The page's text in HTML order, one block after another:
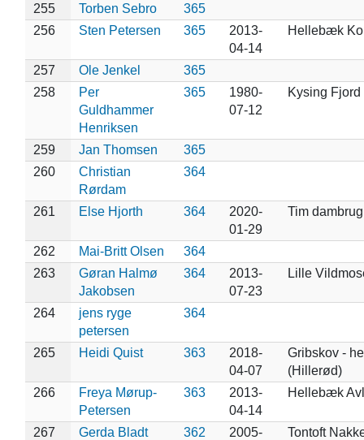
255 Torben Sebro
365
256
Sten Petersen 365
2013-
04-14
Hellebæk
257 Ole Jenkel
365
258
Per
Guldhammer
Henriksen
365
1980-
07-12
Kysing Fjord
259 Jan Thomsen
365
260
Christian
Rørdam
364
261 Else Hjorth 364
2020-
01-29
Tim dambrug
262 Mai-Britt Olsen
364
263
Gøran Halmø
Jakobsen
364
2013-
07-23
Lille
264
jens ryge
petersen
364
265 Heidi Quist 363
2018-
04-07
Gribskov -
(Hillerød)
266
Freya Mørup-
Petersen
363
2013-
04-14
Hellebæk
267 Gerda Bladt 362
2005-
Tontoft